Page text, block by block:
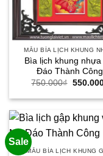
MẪU BÌA LỊCH KHUNG
Bìa lịch khung nhựa
Đáo Thành Công
750.000₫ Giá
là:
Sale
MẪU BÌA LỊCH KHUNG